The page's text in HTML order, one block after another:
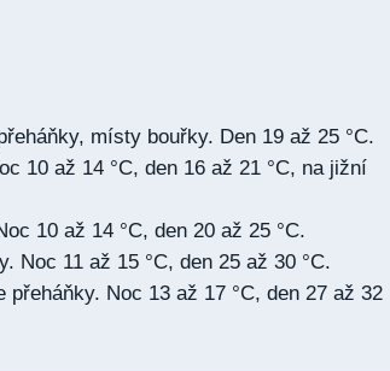
místy bouřky. Den 19 až 25 °C.
10 až 14 °C, den 16 až 21 °C, na jižní
10 až 14 °C, den 20 až 25 °C.
Noc 11 až 15 °C, den 25 až 30 °C.
přeháňky. Noc 13 až 17 °C, den 27 až 32